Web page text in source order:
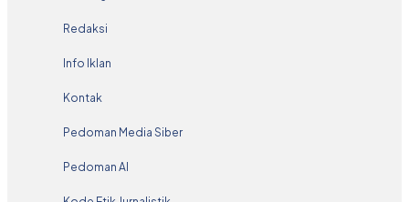
Redaksi
Info Iklan
Kontak
Pedoman Media Siber
Pedoman AI